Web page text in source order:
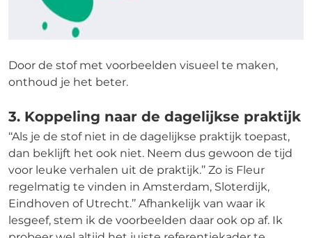
Door de stof met voorbeelden visueel te maken,
onthoud je het beter.
3. Koppeling naar de dagelijkse praktijk
‘‘Als je de stof niet in de dagelijkse praktijk toepast,
dan beklijft het ook niet. Neem dus gewoon de tijd
voor leuke verhalen uit de praktijk.’’ Zo is Fleur
regelmatig te vinden in Amsterdam, Sloterdijk,
Eindhoven of Utrecht.’’ Afhankelijk van waar ik
lesgeef, stem ik de voorbeelden daar ook op af. Ik